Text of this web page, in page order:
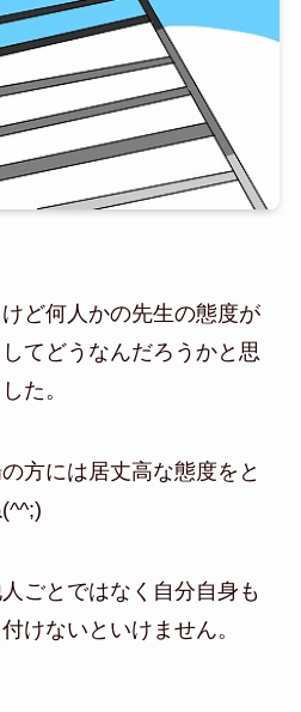
ど何人かの先生の態度が
てどうなんだろうかと思
た。
方には居丈高な態度をと
ごとではなく自分自身も
けないといけません。